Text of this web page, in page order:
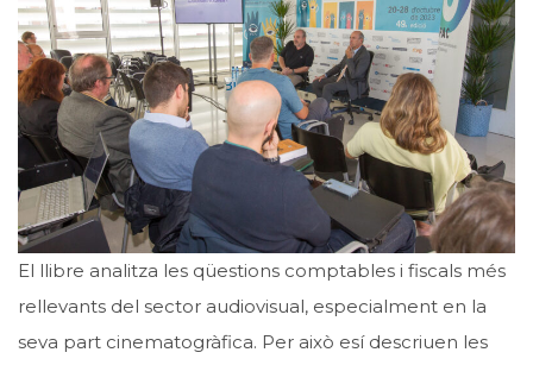
El llibre analitza les qüestions comptables i fiscals més
rellevants del sector audiovisual, especialment en la
seva part cinematogràfica. Per això esí descriuen les